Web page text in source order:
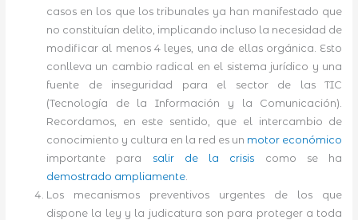
casos en los que los tribunales ya han manifestado que
no constituían delito, implicando incluso la necesidad de
modificar al menos 4 leyes, una de ellas orgánica. Esto
conlleva un cambio radical en el sistema jurídico y una
fuente de inseguridad para el sector de las TIC
(Tecnología de la Información y la Comunicación).
Recordamos, en este sentido, que el intercambio de
conocimiento y cultura en la red es un motor económico
importante para salir de la crisis como se ha
demostrado ampliamente.
Los mecanismos preventivos urgentes de los que
dispone la ley y la judicatura son para proteger a toda